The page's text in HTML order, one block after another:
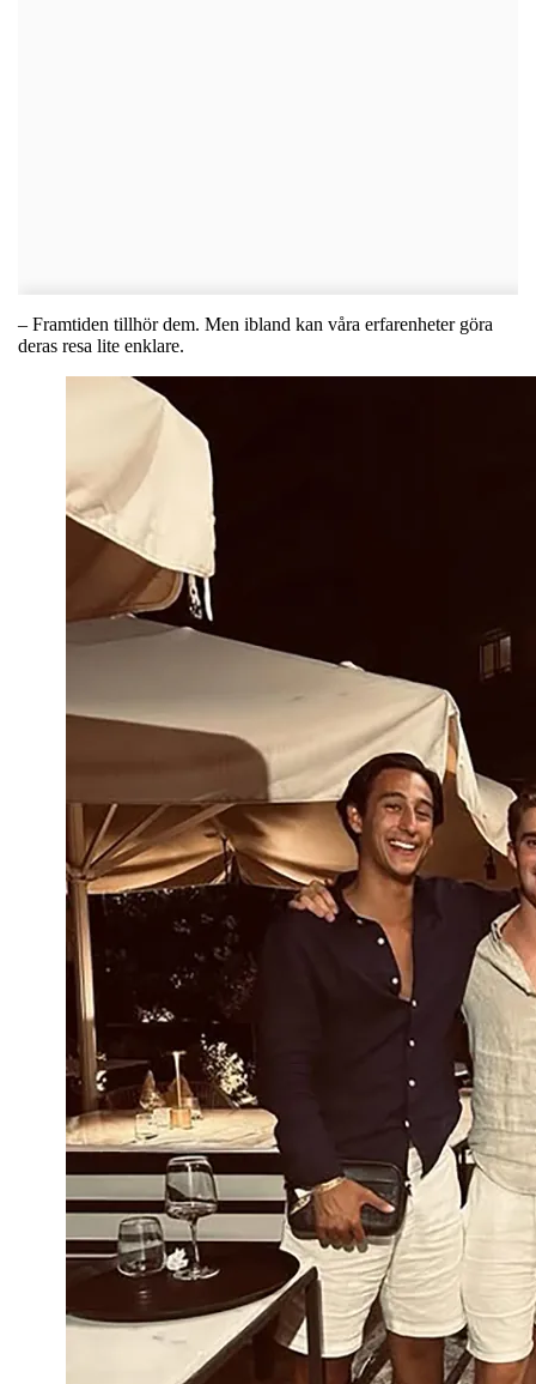
– Framtiden tillhör dem. Men ibland kan våra erfarenheter göra
deras resa lite enklare.